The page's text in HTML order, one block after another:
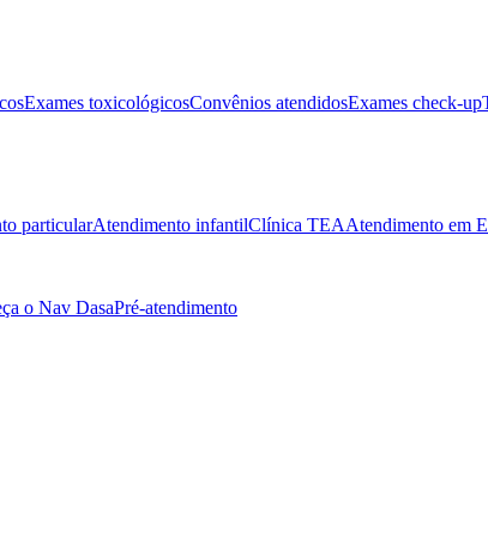
Exames toxicológicosConvênios atendidosExames check-up
particularAtendimento infantilClínica TEAAtendimento em
o Nav DasaPré-atendimento